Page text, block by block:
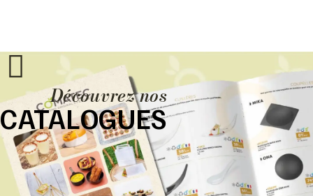
Découvrez nos
CATALOGUES